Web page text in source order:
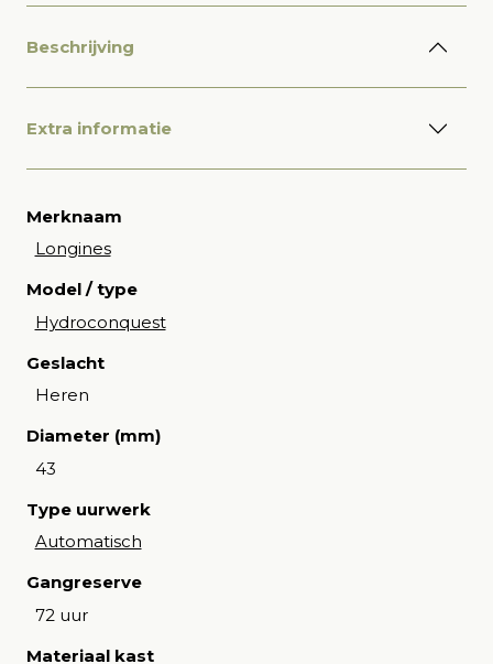
Beschrijving
Extra informatie
Merknaam
Longines
Model / type
Hydroconquest
Geslacht
Heren
Diameter (mm)
43
Type uurwerk
Automatisch
Gangreserve
72 uur
Materiaal kast